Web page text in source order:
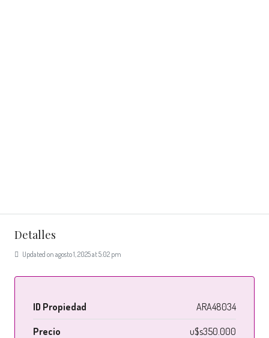
Detalles
Updated on agosto 1, 2025 at 5:02 pm
ID Propiedad ARA48034
Precio u$s350.000